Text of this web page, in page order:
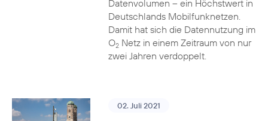
Datenvolumen – ein Höchstwert in
Deutschlands Mobilfunknetzen.
Damit hat sich die Datennutzung im
O2Netz in einem Zeitraum von nur
zwei Jahren verdoppelt.
02. Juli 2021